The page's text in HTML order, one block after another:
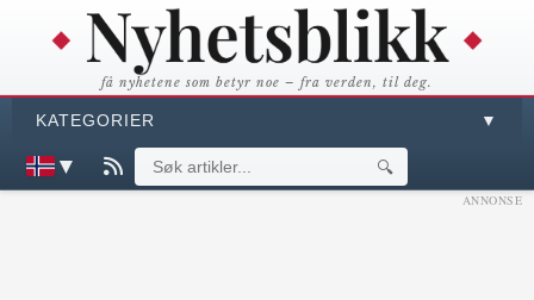
få nyhetene som betyr noe – fra verden, til deg.
KATEGORIER ▼
▼ 🔍
ANNONSE